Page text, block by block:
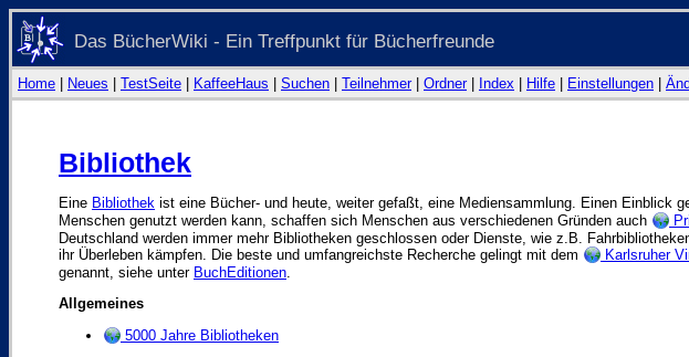
Das BücherWiki - Ein Treffpunkt für Bücherfreunde
Home Neues TestSeite KaffeeHaus Suchen Teilnehmer| Ordner| Index Hilfe Einstellungen
Bibliothek
Eine Bibliothek ist eine Bücher- und heute, weiter gefaßt, eine Mediensammlung. Einen Einblick
Menschen genutzt werden kann, schaffen sich Menschen aus verschiedenen Gründen auch
Deutschland werden immer mehr Bibliotheken geschlossen oder Dienste, wie z.B.
ihr Überleben kämpfen. Die beste und umfangreichste Recherche gelingt mit dem
Karlsruher
genannt, siehe unter BuchEditionen.
Allgemeines
5000 Jahre Bibliotheken